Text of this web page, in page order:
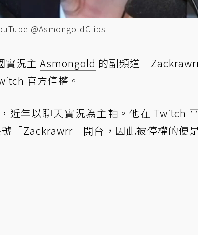
@AsmongoldClips
實況主 Asmongold 的副頻道「
官方停權。
近年以聊天實況為主軸。他在 Twitch
「Zackrawrr」開台，因此被停權的便